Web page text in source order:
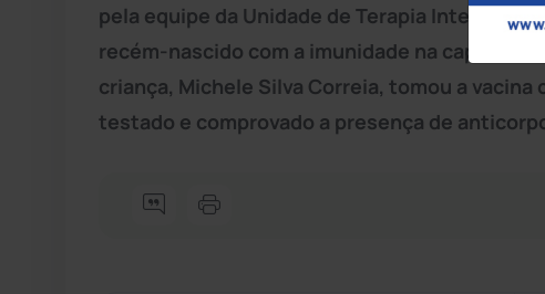
pela equipe da Unidade de Terapia Intensiva
recém-nascido com a imunidade na capital
criança, Michele Silva Correia, tomou a
testado e comprovado a presença de